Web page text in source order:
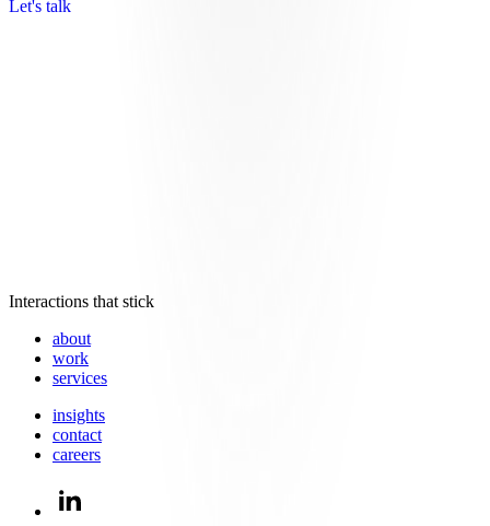
Let's talk
Interactions that stick
about
work
services
insights
contact
careers